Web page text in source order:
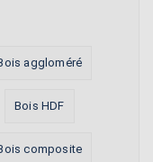
aggloméré
Bois HDF
composite